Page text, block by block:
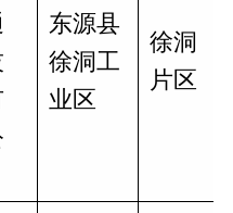
东源县
徐洞工
业区
徐洞
片区